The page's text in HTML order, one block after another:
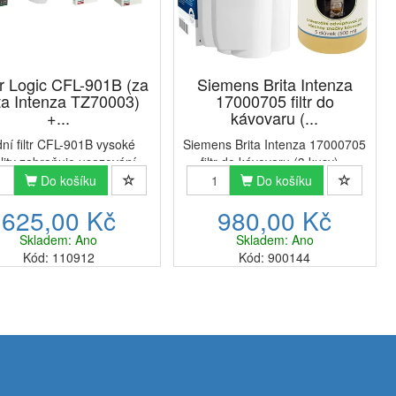
Logic CFL-901B (za
Intenza TZ70003)
+...
filtr CFL-901B vysoké
zabraňuje usazování
kamene a slouží jako
za filtr Brita Intenza
Životnost filtru
měsíce a nebo 60 litrů
vody. Po spl...
Do košíku
625,00 Kč
Skladem: Ano
Kód: 110912
Siemens Brita Intenza
17000705 filtr do
kávovaru (...
Siemens Brita Intenza 17000705
filtr do kávovaru (3 kusy) +
Penepex Eco univerzální
odvápňovač 500 mlTato sada
spojuje originální filtr Siemens
Brita Intenza, který vyladí chuť
vody, a český univerzál...
Do košíku
980,00 Kč
Skladem: Ano
Kód: 900144